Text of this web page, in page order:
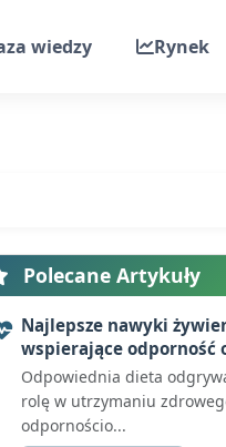
wiedzy Rynek
Polecane Artykuły
Najlepsze nawyki
wspierające odporność
Odpowiednia dieta
rolę w utrzymaniu
odpornościo...